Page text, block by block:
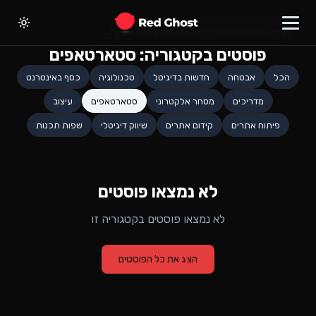
פוסטים בקטגוריה: סטארטאפים
הכל אבטחה חדשות בדיגיטל טכנולוגיה כסף באינטרנט
מדריכים מסחר אלקטרוני סטארטאפים עיצוב
פיתוח אתרים קידום אתרים שיווק דיגיטלי שפות תכנות
לא נמצאו פוסטים
לא נמצאו פוסטים בקטגוריה זו
הצג את כל הפוסטים